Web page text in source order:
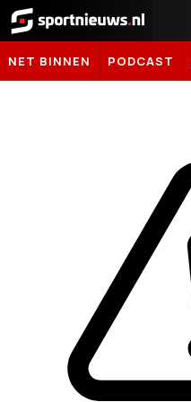
Sportnieuws.nl
NET BINNEN PODCAST